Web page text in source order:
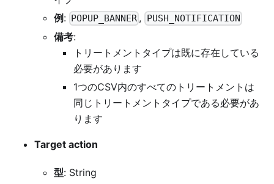
例 : POPUP_BANNER , PUSH_NOTIFICATION
備考:
トリートメントタイプは既に存在している
必要があります
1つのCSV内のすべてのトリートメントは
同じトリートメントタイプである必要があ
ります
Target action
型: String